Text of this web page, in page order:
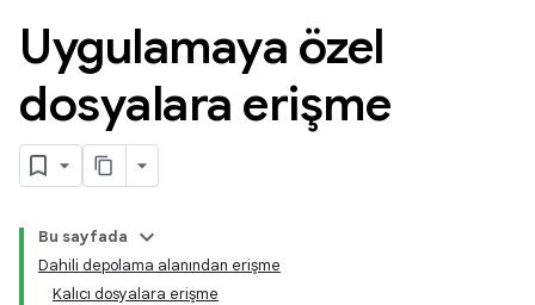
Uygulamaya özel
dosyalara erişme
Bu sayfada
Dahili depolama alanından erişme
Kalıcı dosyalara erişme